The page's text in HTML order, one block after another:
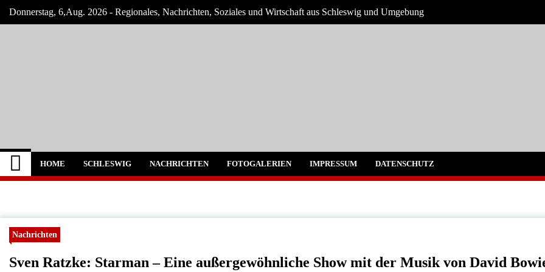
Skip
Donnerstag, 6,Aug. 2026 - Regionales, Nachrichten, Soziales und Wirtschaft aus Schleswig und Umgebung
Schleswig Szene
Neuigkeiten und Nachrichten aus Schleswig und Umgebung
HOME SCHLESWIG NACHRICHTEN FOTOGALERIEN IMPRESSUM DATENSCHUTZ
Nachrichten
Sven Ratzke: Starman – Eine außergewöhnliche Show mit der Musik von David